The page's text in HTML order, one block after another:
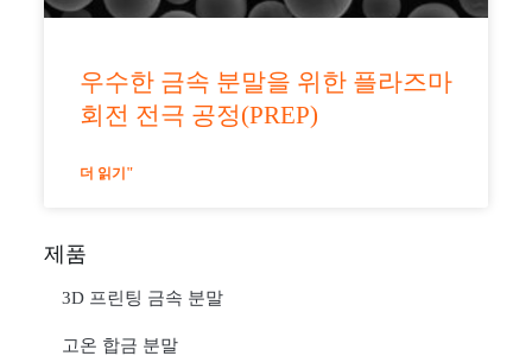
우수한 금속 분말을 위한 플라즈마
회전 전극 공정(PREP)
더 읽기"
제품
3D 프린팅 금속 분말
고온 합금 분말